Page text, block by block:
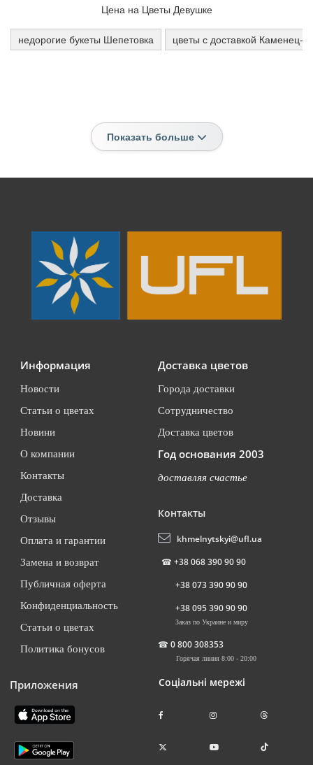
Цена на Цветы Девушке
недорогие букеты Шепетовка цветы с доставкой Каменец-
Показать больше
Информация
Новости
Статьи о цветах
Новини
О компании
Контакты
Доставка
Отзывы
Оплата и гарантии
Замена и возврат
Публичная оферта
Конфиденциальность
Статьи о цветах
Политика бонусов
Приложения
Доставка цветов
Города доставки
Сотрудничество
Доставка цветов
Год основания 2003
доставляя счастье
Контакты
khmelnytskyi@ufl.ua
☎ +38 068 390 90 90
+38 073 390 90 90
+38 095 390 90 90
Заказ по Украине и миру
☎ 0 800 308353
Горячая линия 8:00 - 20:00
Соціальні мережі